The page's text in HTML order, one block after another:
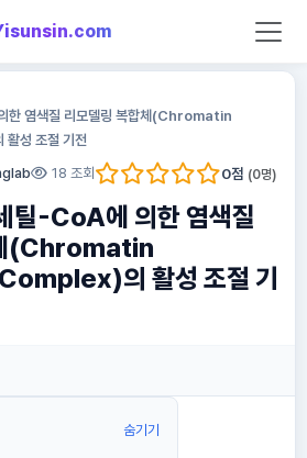
한 염색질 리모델링 복합체(Chromatin
성 조절 기전
18 조회 0점 (0명)
틸-CoA에 의한 염색질
(Chromatin
의 활성 조절 기
숨기기